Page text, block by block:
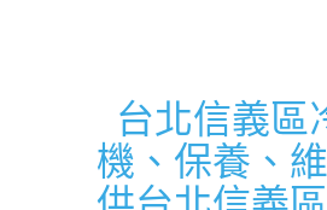
台北信義區
機、保養、